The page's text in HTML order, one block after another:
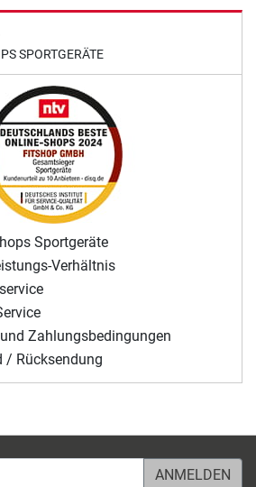
SPORTGERÄTE
Sportgeräte
Verhältnis
Zahlungsbedingungen
/ Rücksendung